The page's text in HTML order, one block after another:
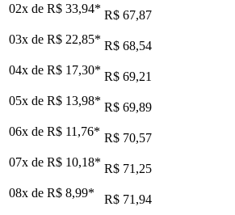
02x de R$ 33,94* R$ 67,87
03x de R$ 22,85* R$ 68,54
04x de R$ 17,30* R$ 69,21
05x de R$ 13,98* R$ 69,89
06x de R$ 11,76* R$ 70,57
07x de R$ 10,18* R$ 71,25
08x de R$ 8,99*
R$ 71,94